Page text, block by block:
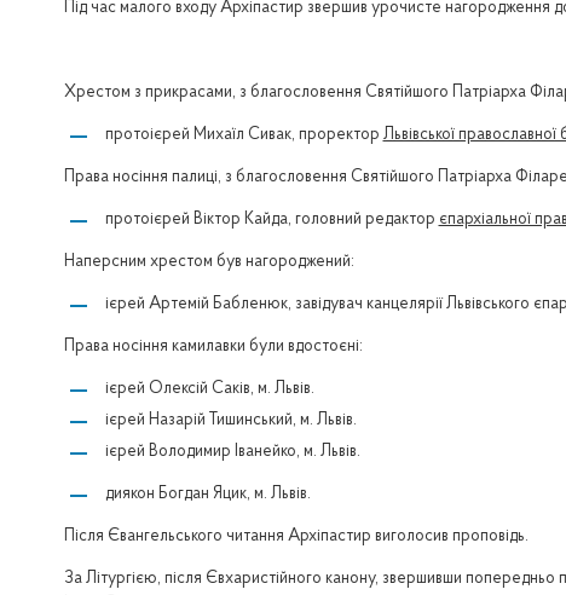
Під час малого входу Архіпастир звершив урочисте нагородження
Хрестом з прикрасами, з благословення Святійшого Патріарха
протоієрей Михаїл Сивак, проректор Львівської православної
Права носіння палиці, з благословення Святійшого Патріарха
протоієрей Віктор Кайда, головний редактор єпархіальної
Наперсним хрестом був нагороджений:
ієрей Артемій Бабленюк, завідувач канцелярії Львівського
Права носіння камилавки були вдостоєні:
ієрей Олексій Саків, м. Львів.
ієрей Назарій Тишинський, м. Львів.
ієрей Володимир Іванейко, м. Львів.
диякон Богдан Яцик, м. Львів.
Після Євангельського читання Архіпастир виголосив проповідь.
За Літургією, після Євхаристійного канону, звершивши